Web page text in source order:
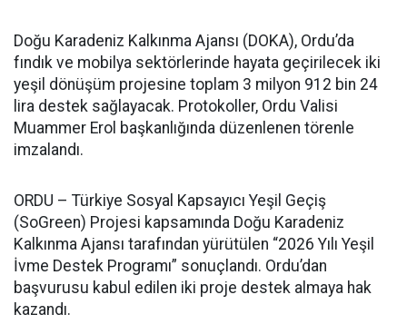
Doğu Karadeniz Kalkınma Ajansı (DOKA), Ordu’da
fındık ve mobilya sektörlerinde hayata geçirilecek iki
yeşil dönüşüm projesine toplam 3 milyon 912 bin 24
lira destek sağlayacak. Protokoller, Ordu Valisi
Muammer Erol başkanlığında düzenlenen törenle
imzalandı.
ORDU – Türkiye Sosyal Kapsayıcı Yeşil Geçiş
(SoGreen) Projesi kapsamında Doğu Karadeniz
Kalkınma Ajansı tarafından yürütülen “2026 Yılı Yeşil
İvme Destek Programı” sonuçlandı. Ordu’dan
başvurusu kabul edilen iki proje destek almaya hak
kazandı.